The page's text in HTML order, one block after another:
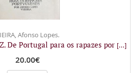
Afonso Lopes.
De Portugal para os rapazes por [...]
20.00€